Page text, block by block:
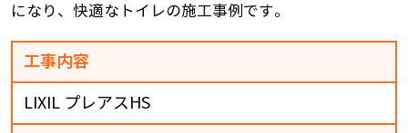
になり、快適なトイレの施工事例です。
工事内容
LIXIL プレアスHS